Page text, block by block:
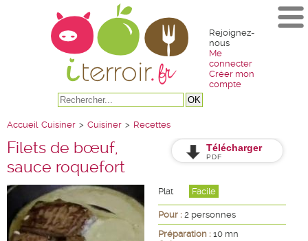
Rejoignez-
nous
Me
connecter
Créer mon
compte
Accueil Cuisiner > Cuisiner > Recettes
Filets de bœuf,
sauce roquefort
Télécharger
PDF
Plat Facile
Pour : 2 personnes
Préparation : 10 mn